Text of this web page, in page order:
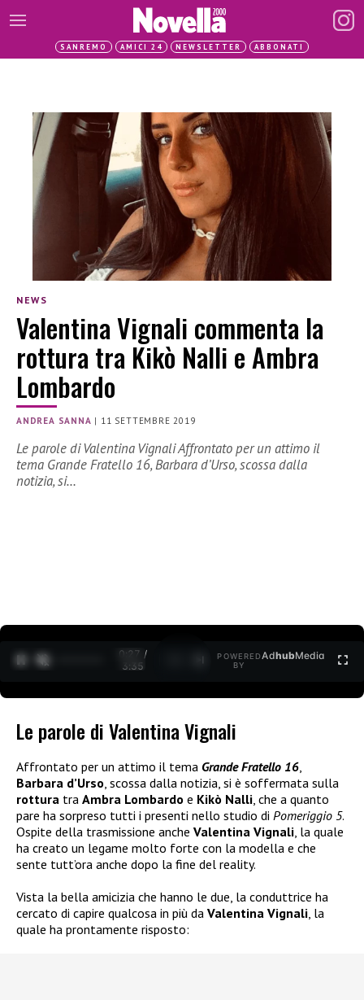
SANREMO AMICI 24 NEWSLETTER ABBONATI
NEWS
Valentina Vignali commenta la
rottura tra Kikò Nalli e Ambra
Lombardo
ANDREA SANNA | 11 SETTEMBRE 2019
Le parole di Valentina Vignali Affrontato per un attimo il
tema Grande Fratello 16, Barbara d’Urso, scossa dalla
notizia, si…
0:27 /
3:35
POWERED
BY
AdhubMedia
Le parole di Valentina Vignali
Affrontato per un attimo il tema Grande Fratello 16,
Barbara d’Urso, scossa dalla notizia, si è soffermata sulla
rottura tra Ambra Lombardo e Kikò Nalli, che a quanto
pare ha sorpreso tutti i presenti nello studio di Pomeriggio 5.
Ospite della trasmissione anche Valentina Vignali, la quale
ha creato un legame molto forte con la modella e che
sente tutt’ora anche dopo la fine del reality.
Vista la bella amicizia che hanno le due, la conduttrice ha
cercato di capire qualcosa in più da Valentina Vignali, la
quale ha prontamente risposto: